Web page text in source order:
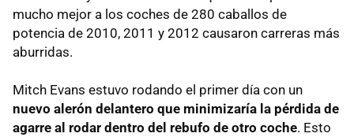
mucho mejor a los coches de 280 caballos de
potencia de 2010, 2011 y 2012 causaron carreras más
aburridas.
Mitch Evans estuvo rodando el primer día con un
nuevo alerón delantero que minimizaría la pérdida de
agarre al rodar dentro del rebufo de otro coche. Esto